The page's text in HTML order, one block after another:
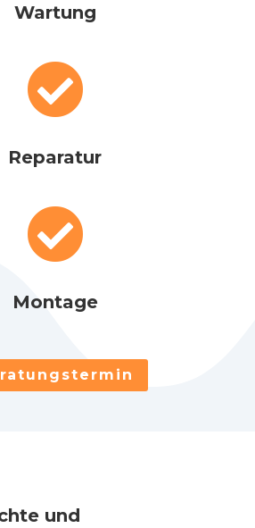
Wartung

Reparatur

Montage
und